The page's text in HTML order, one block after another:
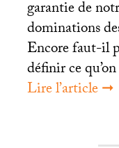
garantie de
dominations
Encore faut-il
définir ce
Lire l’article ➞